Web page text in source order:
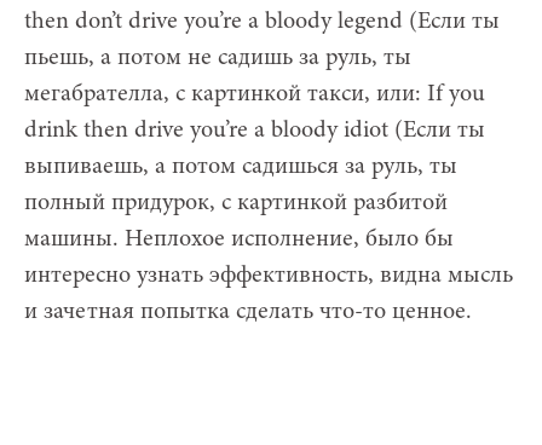
then don’t drive you’re a bloody legend (Если ты
пьешь, а потом не садишь за руль, ты
мегабрателла, с картинкой такси, или: If you
drink then drive you’re a bloody idiot (Если ты
выпиваешь, а потом садишься за руль, ты
полный придурок, с картинкой разбитой
машины. Неплохое исполнение, было бы
интересно узнать эффективность, видна мысль
и зачетная попытка сделать что-то ценное.